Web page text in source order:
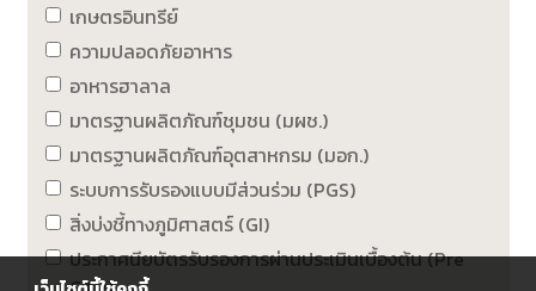
เกษตรอินทรีย์
ความปลอดภัยอาหาร
อาหารฮาลาล
มาตรฐานผลิตภัณฑ์ชุมชน (มผช.)
มาตรฐานผลิตภัณฑ์อุตสาหกรม (มอก.)
ระบบการรับรองแบบมีส่วนร่วม (PGS)
สิ่งบ่งชี้ทางภูมิศาสตร์ (GI)
ประกาศนียบัตรรับรองการผ่านประเมินเบื้องต้น (Pre